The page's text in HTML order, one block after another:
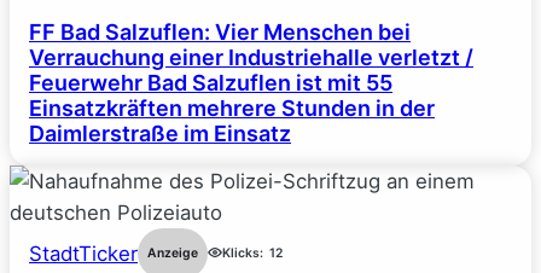
FF Bad Salzuflen: Vier Menschen bei
Verrauchung einer Industriehalle verletzt /
Feuerwehr Bad Salzuflen ist mit 55
Einsatzkräften mehrere Stunden in der
Daimlerstraße im Einsatz
StadtTicker Anzeige Klicks: 12